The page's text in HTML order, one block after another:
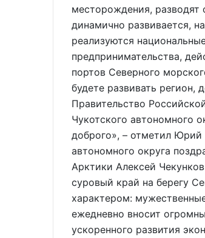
месторождения, разводят
динамично развивается,
реализуются
предпринимательства,
портов Северного
будете развивать регион,
Правительство
Чукотского автономного
доброго», – отметил Юрий
автономного округа
Арктики Алексей
суровый край на берегу
характером:
ежедневно вносит
ускоренного развития